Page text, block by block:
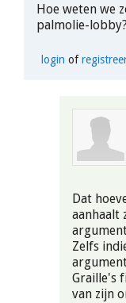
Hoe weten we
palmolie-lobby?
login of
Dat
aanhaalt
Zelfs
Graille's
van zijn